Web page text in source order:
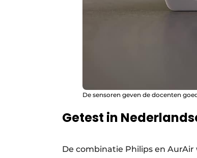
De sensoren geven de docenten
Getest in
De combinatie Philips en